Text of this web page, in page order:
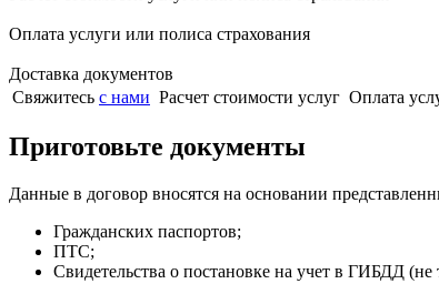
Оплата услуги или полиса страхования
Доставка документов
Свяжитесь с нами Расчет стоимости услуг Оплата
Приготовьте документы
Данные в договор вносятся на основании
Гражданских паспортов;
ПТС;
Свидетельства о постановке на учет в ГИБДД (не